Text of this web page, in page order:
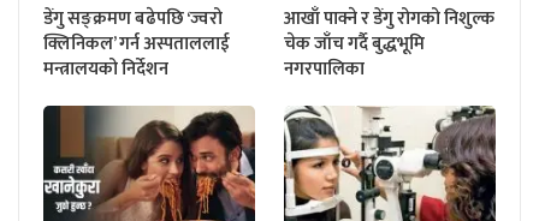
डेंगु सङ्क्रमण बढेपछि ‘ज्वरो
क्लिनिकल’ गर्न अस्पताललाई
मन्त्रालयको निर्देशन
आखाँ पाक्ने र डेंगु रोगको निशुल्क
चेक जाँच गर्दै बुद्धभूमि
नगरपालिका